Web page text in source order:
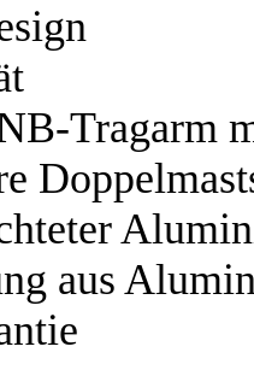
Tragarm
aus